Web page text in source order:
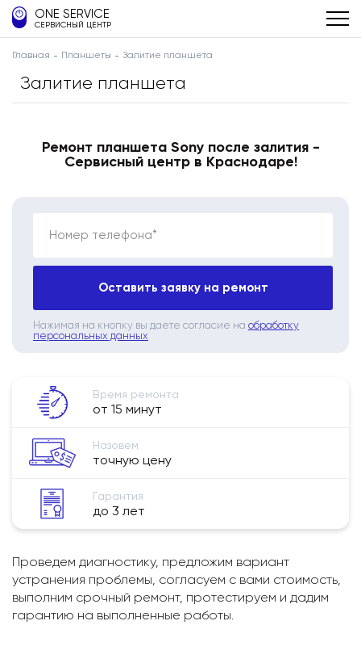
ONE SERVICE
СЕРВИСНЫЙ ЦЕНТР
Главная Планшеты Залитие планшета
Залитие планшета
Ремонт планшета Sony после залития -
Сервисный центр в Краснодаре!
Номер телефона*
Оставить заявку на ремонт
Нажимая на кнопку вы даете согласие на обработку
персональных данных
Время ремонта
от 15 минут
Назовем
точную цену
Гарантия
до 3 лет
Проведем диагностику, предложим вариант
устранения проблемы, согласуем с вами стоимость,
выполним срочный ремонт, протестируем и дадим
гарантию на выполненные работы.